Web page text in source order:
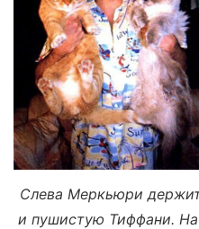
Слева Меркьюри
и пушистую Тиффани. На